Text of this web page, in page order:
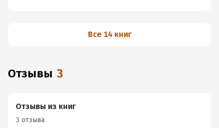
Все 14 книг
Отзывы 3
Отзывы из книг
3 отзыва